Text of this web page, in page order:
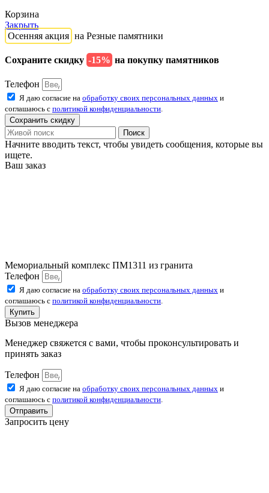
Корзина
Закрыть
Осенняя акция на Резные памятники
Сохраните скидку -15% на покупку памятников
Телефон
Я даю согласие на обработку своих персональных данных и
соглашаюсь с политикой конфиденциальности
Сохранить скидку
Поиск
Начните вводить текст, чтобы увидеть сообщения, которые вы
ищете.
Ваш заказ
Мемориальный комплекс ПМ1311 из гранита
Телефон
Я даю согласие на обработку своих персональных данных и
соглашаюсь с политикой конфиденциальности
Купить
Вызов менеджера
Менеджер свяжется с вами, чтобы проконсультировать и
принять заказ
Телефон
Я даю согласие на обработку своих персональных данных и
соглашаюсь с политикой конфиденциальности
Отправить
Запросить цену